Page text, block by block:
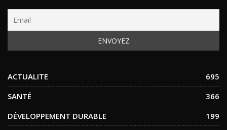
ACTUALITE
695
SANTÉ
366
DÉVELOPPEMENT DURABLE
199